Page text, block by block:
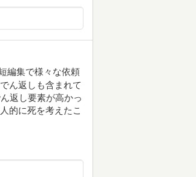
編集で様々な依頼
ん返しも含まれて
返し要素が高かっ
的に死を考えたこ